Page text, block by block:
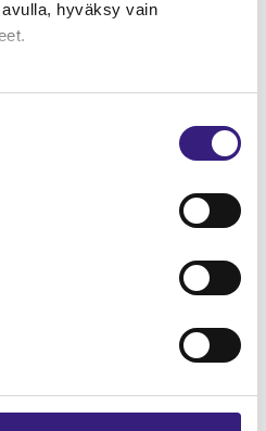
hyväksy vain
kirjanpito ja